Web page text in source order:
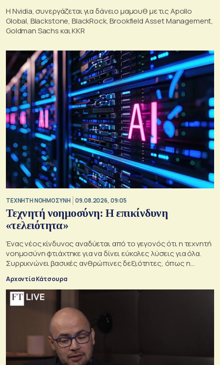
Η Nvidia, συνεργάζεται για δάνειο μαμουθ με τις Apollo
Global, Blackstone, BlackRock, Brookfield Asset Management,
Goldman Sachs και KKR
TΕΧΝΗΤΗ ΝΟΗΜΟΣΥΝΗ 09.08.2026, 09:05
Τεχνητή νοημοσύνη: Η επικίνδυνη
«τελειότητα»
Ένας νέος κίνδυνος αναδύεται από το γεγονός ότι η τεχνητή
νοημοσύνη φτιάχτηκε για να δίνει εύκολες λύσεις για όλα.
Συρρικνώνει βασικές ανθρώπινες δεξιότητες, όπως η
ενσυναίσθηση και η κοινωνική επαφή
Αρχοντία Κάτσουρα